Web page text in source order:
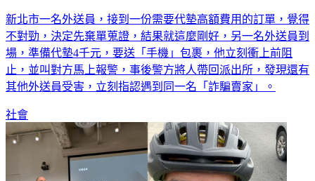
新北市一名外送員，接到一份需要代墊高額費用的訂單，覺得
不對勁，決定先棄單蒐證，結果就這麼剛好，另一名外送員到
場，準備代墊4千元，要送「手機」包裹，他立刻衝上前阻
止，並叫對方馬上報警，事後警方將人帶回派出所，發現還有
其他外送員受害，立刻指認遇到同一名「詐騙賣家」。
社會